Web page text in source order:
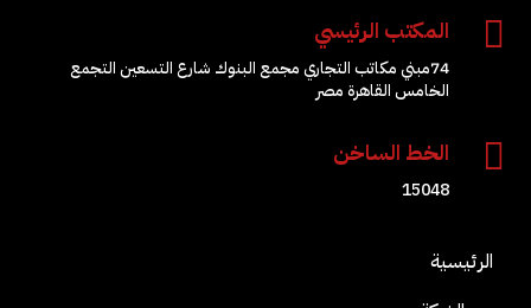
 المكتب الرئيسي
74مبني مكاتب التجاري مجمع البنوك شارع التسعين التجمع
الخامس القاهرة مصر
 الخط الساخن
15048
الرئيسية